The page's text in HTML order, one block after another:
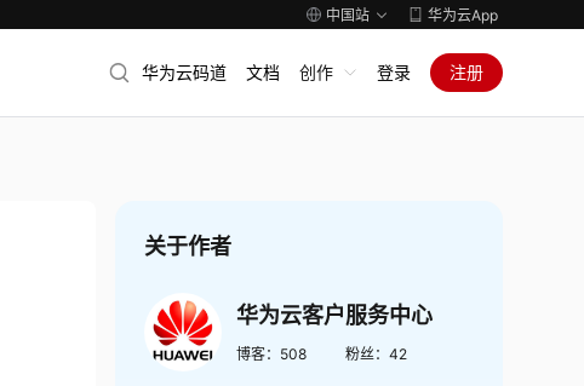
中国站 华为云App
华为云码道 文档 创作 登录 注册
关于作者
华为云客户服务中心
博客： 508 粉丝： 42